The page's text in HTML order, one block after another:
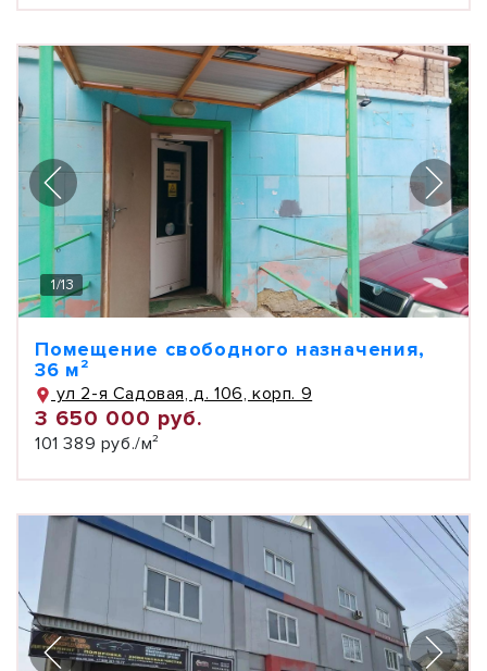
1/13
Помещение свободного назначения,
36 м²
ул 2-я Садовая, д. 106, корп. 9
3 650 000 руб.
101 389 руб./м²